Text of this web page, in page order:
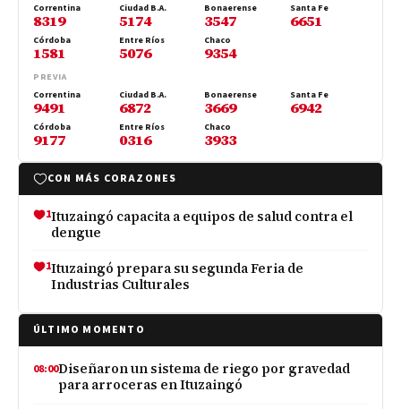
Correntina
8319
Ciudad B.A.
5174
Bonaerense
3547
Santa Fe
6651
Córdoba
1581
Entre Ríos
5076
Chaco
9354
PREVIA
Correntina
9491
Ciudad B.A.
6872
Bonaerense
3669
Santa Fe
6942
Córdoba
9177
Entre Ríos
0316
Chaco
3933
CON MÁS CORAZONES
1Ituzaingó capacita a equipos de salud contra el
dengue
1Ituzaingó prepara su segunda Feria de
Industrias Culturales
ÚLTIMO MOMENTO
08:00Diseñaron un sistema de riego por gravedad
para arroceras en Ituzaingó